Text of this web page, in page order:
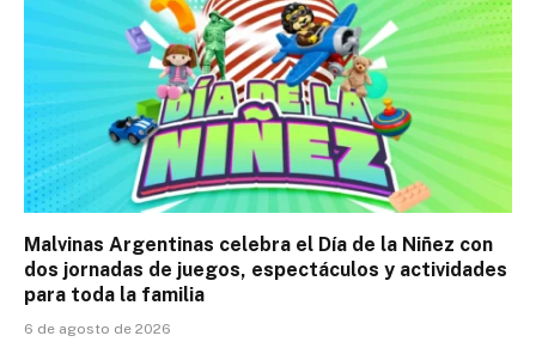
Malvinas Argentinas celebra el Día de la Niñez con
dos jornadas de juegos, espectáculos y actividades
para toda la familia
6 de agosto de 2026